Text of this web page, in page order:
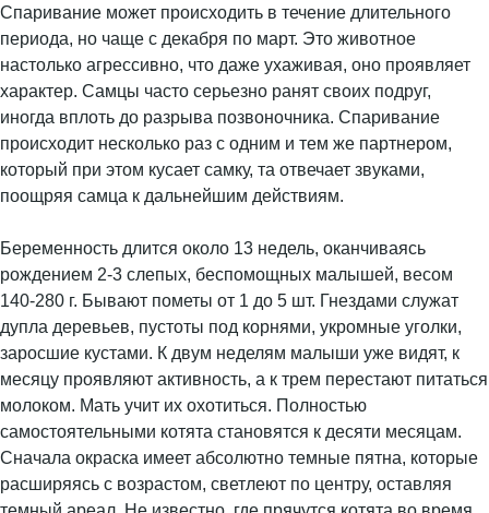
Спаривание может происходить в течение длительного
периода, но чаще с декабря по март. Это животное
настолько агрессивно, что даже ухаживая, оно проявляет
характер. Самцы часто серьезно ранят своих подруг,
иногда вплоть до разрыва позвоночника. Спаривание
происходит несколько раз с одним и тем же партнером,
который при этом кусает самку, та отвечает звуками,
поощряя самца к дальнейшим действиям.
Беременность длится около 13 недель, оканчиваясь
рождением 2-3 слепых, беспомощных малышей, весом
140-280 г. Бывают пометы от 1 до 5 шт. Гнездами служат
дупла деревьев, пустоты под корнями, укромные уголки,
заросшие кустами. К двум неделям малыши уже видят, к
месяцу проявляют активность, а к трем перестают питаться
молоком. Мать учит их охотиться. Полностью
самостоятельными котята становятся к десяти месяцам.
Сначала окраска имеет абсолютно темные пятна, которые
расширяясь с возрастом, светлеют по центру, оставляя